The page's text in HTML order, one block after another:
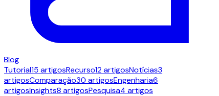
Blog
Tutorial15 artigosRecurso12 artigosNotícias3
artigosComparação30 artigosEngenharia6
artigosInsights8 artigosPesquisa4 artigos